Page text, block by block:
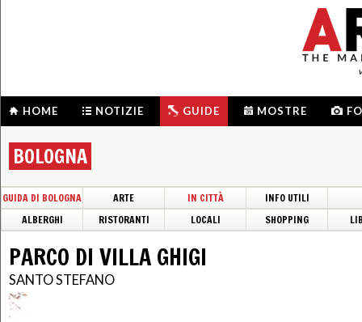
HOME NOTIZIE GUIDE MOSTRE
BOLOGNA
GUIDA DI BOLOGNA ARTE IN CITTÀ
INFO UTILI
ALBERGHI
RISTORANTI LOCALI SHOPPING
PARCO DI VILLA GHIGI
SANTO STEFANO